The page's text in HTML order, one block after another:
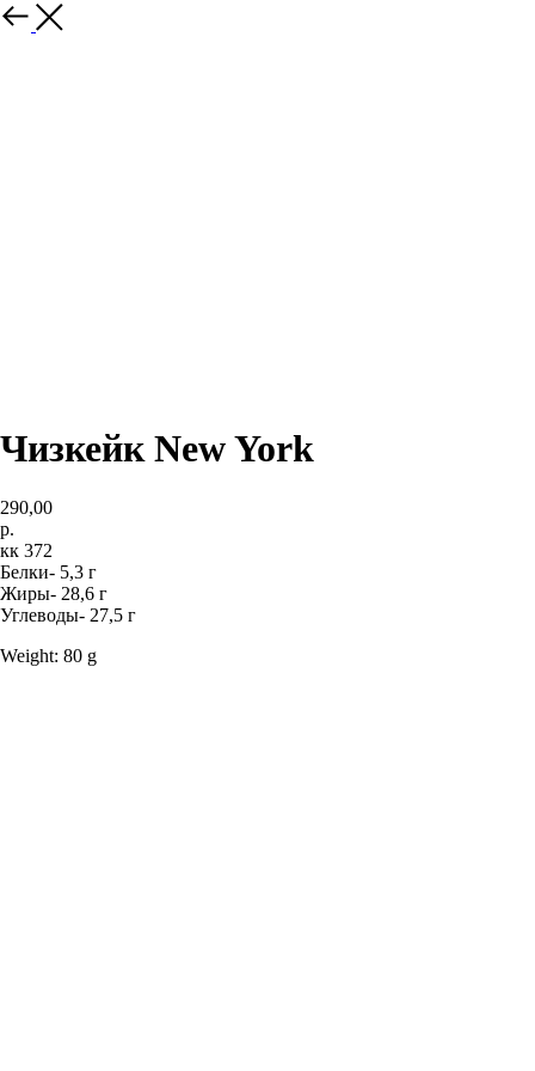
Назад
Чизкейк New York
290,00
р.
кк 372
Белки- 5,3 г
Жиры- 28,6 г
Углеводы- 27,5 г
Weight: 80 g